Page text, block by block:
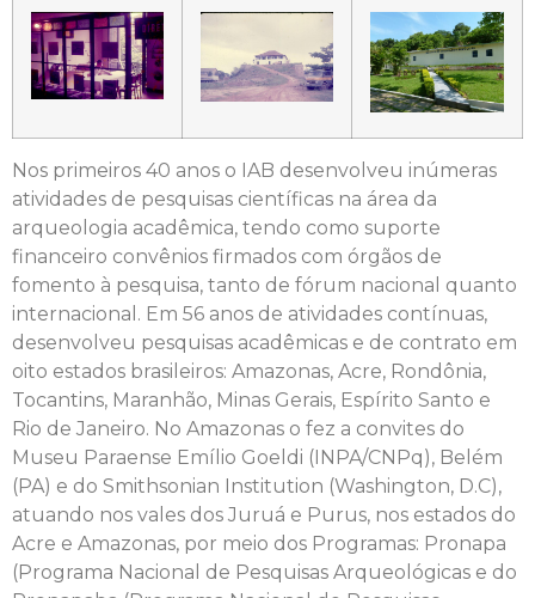
Nos primeiros 40 anos o IAB desenvolveu inúmeras
atividades de pesquisas científicas na área da
arqueologia acadêmica, tendo como suporte
financeiro convênios firmados com órgãos de
fomento à pesquisa, tanto de fórum nacional quanto
internacional. Em 56 anos de atividades contínuas,
desenvolveu pesquisas acadêmicas e de contrato em
oito estados brasileiros: Amazonas, Acre, Rondônia,
Tocantins, Maranhão, Minas Gerais, Espírito Santo e
Rio de Janeiro. No Amazonas o fez a convites do
Museu Paraense Emílio Goeldi (INPA/CNPq), Belém
(PA) e do Smithsonian Institution (Washington, D.C),
atuando nos vales dos Juruá e Purus, nos estados do
Acre e Amazonas, por meio dos Programas: Pronapa
(Programa Nacional de Pesquisas Arqueológicas e do